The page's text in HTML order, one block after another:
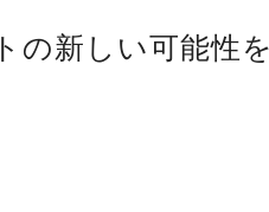
の新しい可能性